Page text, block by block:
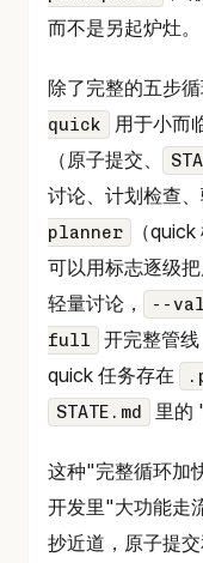
而不是另起炉灶。
除了完整的五步
quick
用于小而
（原子提交、
讨论、计划检查
planner
（
可以用标志逐级
轻量讨论，
--
full
开完整管线
quick 任务存在
STATE.md 里的
这种"完整循环加
开发里"大功能走
抄近道，原子提交